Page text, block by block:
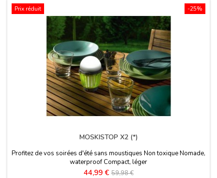
-25%
Prix réduit
MOSKISTOP X2 (*)
Profitez de vos soirées d'été sans moustiques Non toxique Nomade,
waterproof Compact, léger
Prix
44,99 € Prix
59,98 €